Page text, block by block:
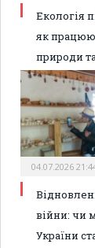
Екологія
як
природи
04.07.2026
війни: чи
України